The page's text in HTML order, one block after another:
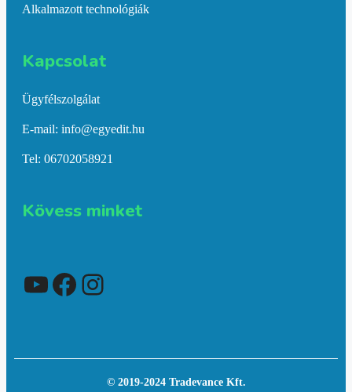
Alkalmazott technológiák
Kapcsolat​
Ügyfélszolgálat
E-mail: info@egyedit.hu
Tel: 06702058921
Kövess minket
YouTube
Facebook
Instagram
© 2019-2024 Tradevance Kft.